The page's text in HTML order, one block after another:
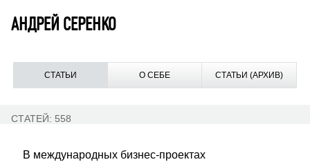
АНДРЕЙ СЕРЕНКО
СТАТЬИ О СЕБЕ СТАТЬИ (АРХИВ)
СТАТЕЙ: 558
В международных бизнес-проектах